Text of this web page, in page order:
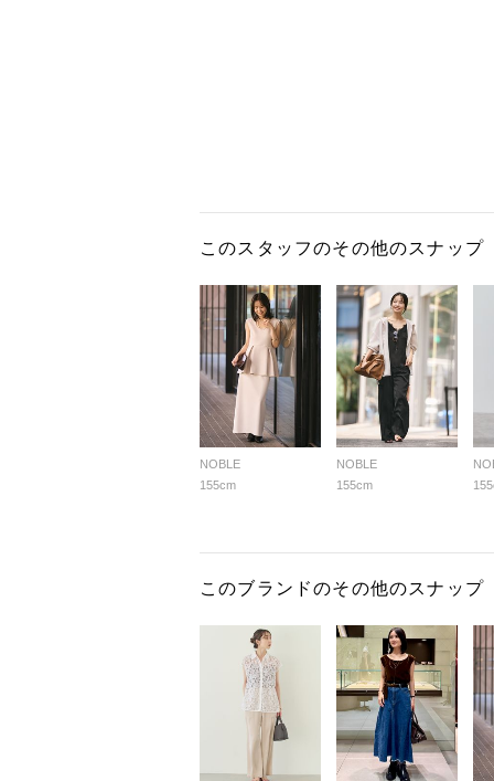
このスタッフのその他のスナップ
NOBLE
155cm
NOBLE
155cm
このブランドのその他のスナップ